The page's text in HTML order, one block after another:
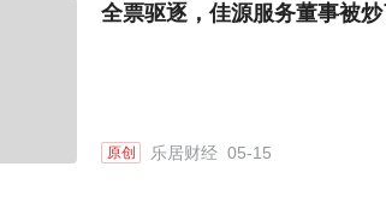
全票驱逐，佳源服务董事被炒
原创 乐居财经 05-15